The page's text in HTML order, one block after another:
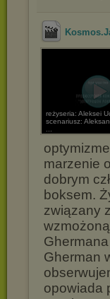
reżyseria: Aleksei
scenariusz:
marzenie
dobrym
boksem.
związany
Gherman
opowiada